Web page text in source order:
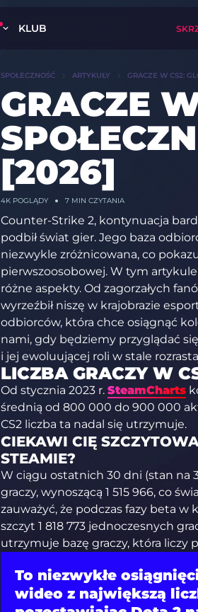
KLUB
SPOŁECZNOŚĆ ARTYKUŁY GRACZE W CS2:
GRACZE
[2026]
4KPOGLĄDY 7 MIN CZYTANIA
Counter-Strike 2, kontynuacja
podbił świat gier. Jego baza
niezwykle zróżnicowana, co
pierwszoosobowej. W tym
różne aspekty. Od zagorzałych
wyrzeźbił niszę w krajobrazie
odbiorców, która chce osiągnąć
nami, gdy będziemy przyglądać
i jej ewoluującej roli w stale
LICZBA GRACZY W
Od stycznia 2023 r. SteamCharts
średnią od 800 000 do 900 000
CS2 liczba ta nadal się utrzymuje.
CIEKAWI CIĘ
STEAMIE?
W ciągu ostatnich 30 dni (stan na
graczy, wynoszącą 1 515 966, co
zauważyć, że podczas fazy beta w
szczyt 1 818 773 jednoczesnych
utrzymuje bazę graczy, która liczy
To niezwykłe
wideo z największą